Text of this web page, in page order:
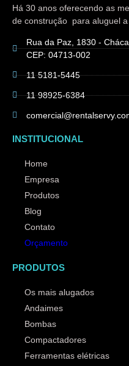
Há 30 anos oferecendo as
de construção para aluguel
Rua da Paz, 1830 -
CEP: 04713-002
11 5181-5445
11 98925-6384
INSTITUCIONAL
Home
Empresa
Produtos
Blog
Contato
Orçamento
PRODUTOS
Os mais alugados
Andaimes
Bombas
Compactadores
Ferramentas elétricas